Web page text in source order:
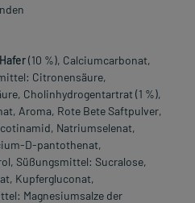
Hafer(10 %), Calciumcarbonat,
Citronensäure,
Cholinhydrogentartrat (1 %),
Aroma, Rote Bete Saftpulver,
Natriumselenat,
D-pantothenat,
Süßungsmittel: Sucralose,
Kupfergluconat,
Magnesiumsalze der